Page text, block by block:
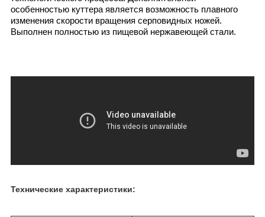
особенностью куттера является возможность плавного
изменения скорости вращения серповидных ножей.
Выполнен полностью из пищевой нержавеющей стали.
Технические характеристики: